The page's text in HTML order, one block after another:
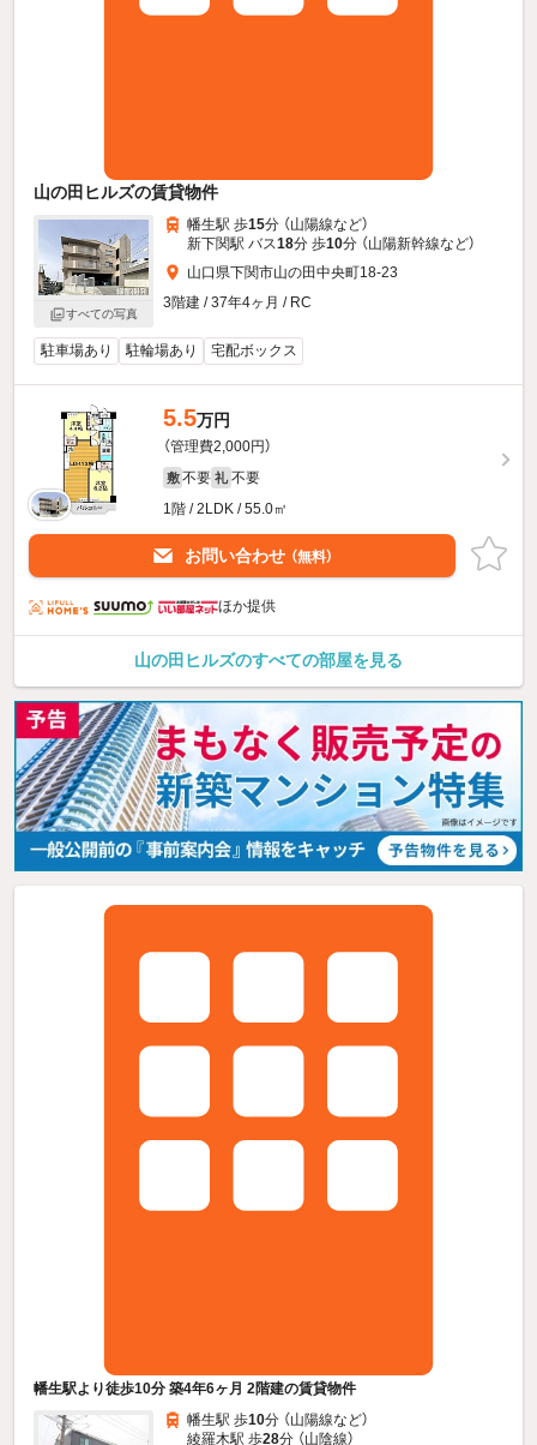
山の田ヒルズの賃貸物件
すべての写真
幡生駅 歩15分 （山陽線など）
新下関駅 バス18分 歩10分 （山陽新幹線など）
山口県下関市山の田中央町18-23
3階建 / 37年4ヶ月 / RC
駐車場あり 駐輪場あり 宅配ボックス
5.5万円
（管理費2,000円）
敷 不要 礼 不要
1階 / 2LDK / 55.0㎡
お問い合わせ （無料）
ほか提供
山の田ヒルズのすべての部屋を見る
幡生駅より徒歩10分 築4年6ヶ月 2階建の賃貸物件
幡生駅 歩10分 （山陽線など）
綾羅木駅 歩28分 （山陰線）